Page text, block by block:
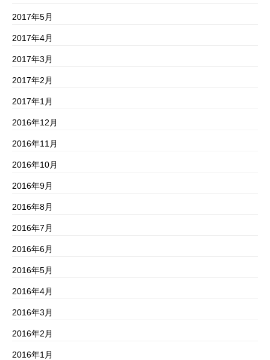
2017年5月
2017年4月
2017年3月
2017年2月
2017年1月
2016年12月
2016年11月
2016年10月
2016年9月
2016年8月
2016年7月
2016年6月
2016年5月
2016年4月
2016年3月
2016年2月
2016年1月